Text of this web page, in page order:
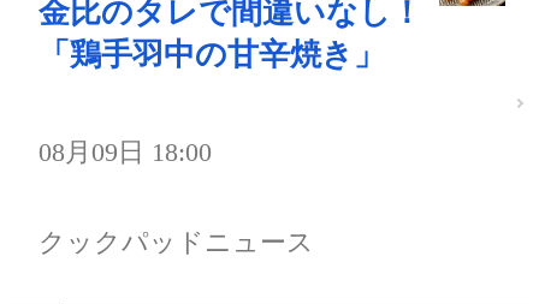
金比のタレで間違いなし！
「鶏手羽中の甘辛焼き」
08月09日 18:00
クックパッドニュース